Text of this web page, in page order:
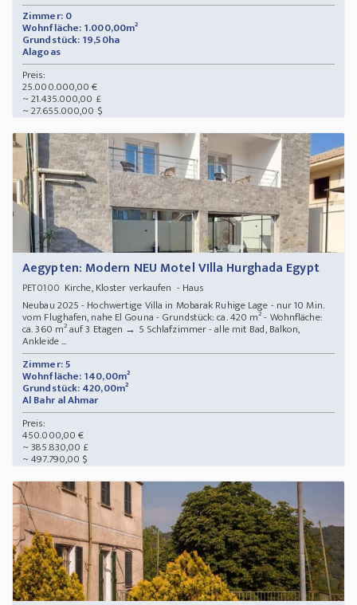
Zimmer: 0
Wohnfläche: 1.000,00m²
Grundstück: 19,50ha
Alagoas
Preis:
25.000.000,00 €
~ 21.435.000,00 £
~ 27.655.000,00 $
Aegypten: Modern NEU Motel VIlla Hurghada Egypt
PET0100 Kirche, Kloster verkaufen - Haus
Neubau 2025 - Hochwertige Villa in Mobarak Ruhige Lage - nur 10 Min.
vom Flughafen, nahe El Gouna - Grundstück: ca. 420 m² - Wohnfläche:
ca. 360 m² auf 3 Etagen → ️5 Schlafzimmer - alle mit Bad, Balkon,
Ankleide ...
Zimmer: 5
Wohnfläche: 140,00m²
Grundstück: 420,00m²
Al Bahr al Ahmar
Preis:
450.000,00 €
~ 385.830,00 £
~ 497.790,00 $